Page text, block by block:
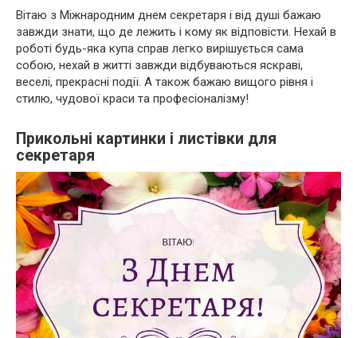
Вітаю з Міжнародним днем секретаря і від душі бажаю
завжди знати, що де лежить і кому як відповісти. Нехай в
роботі будь-яка купа справ легко вирішується сама
собою, нехай в житті завжди відбуваються яскраві,
веселі, прекрасні події. А також бажаю вищого рівня і
стилю, чудової краси та професіоналізму!
Прикольні картинки і листівки для
секретаря